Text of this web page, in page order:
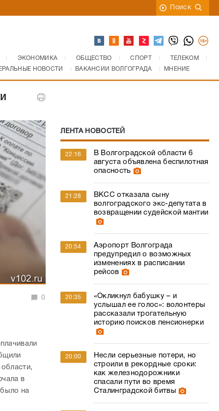
Поиск
ЭКОНОМИКА ОБЩЕСТВО СПОРТ
ТЕЛЕКОМ
НОВОСТИ ВАКАНСИИ ВОЛГОГРАДА МНЕНИЕ
0
в
было на
ЛЕНТА НОВОСТЕЙ
22:16
В Волгоградской области 6
августа объявлена беспилотная
опасность
21:28
ВКСС отказала сыну
волгоградского экс-депутата в
возвращении судейской мантии
20:54
Аэропорт Волгограда
предупредил о возможных
изменениях в расписании
рейсов
20:35
«Окликнул бабушку – и
услышал ее голос»: волонтеры
рассказали трогательную
историю поисков пенсионерки
20:00
Несли серьезные потери, но
строили в рекордные сроки:
как железнодорожники
спасали пути во время
Сталинградской битвы